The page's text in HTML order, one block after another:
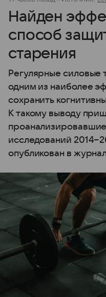
Найден
способ
старения
Регулярные силовые
одним из наиболее
сохранить
К такому выводу
проанализировавшие
исследований
опубликован в